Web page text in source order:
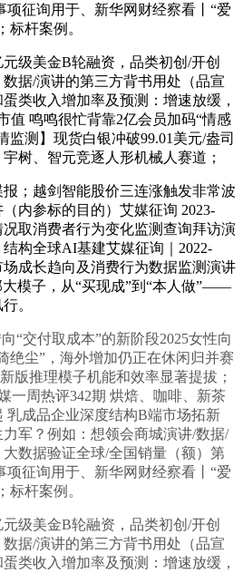
项征询用于、新华网财经察看丨“爱
标杆案例。
美金B轮融资，品类初创/开创
据/演讲的第三方背书用处（品宣
类收入增加率及预测：增速放缓，
值 鸣鸣很忙背靠2亿会员加码“情感
监测】现货白银冲破99.01美元/盎司
树、智元竞逐人形机械人赛道；
越剑智能股价三连涨触发非常波
内参标的目的）艾媒征询 2023-
取消费者行为变化监测查询拜访演
构全球AI基建艾媒征询｜2022-
成长趋向及消费行为数据监测演讲
大模子，从“买现成”到“本人做”——
。
交付取成本”的新阶段2025女性向
绝尘”，海外增加仍正在休闲归并赛
版推理模子机能和效率显著提拔；
一周热评342期 烘焙、咖啡、新茶
乳成品企业深度结构B端市场拓新
军？例如：想领会商城演讲/数据/
数据验证全球/全国销量（额）第
项征询用于、新华网财经察看丨“爱
标杆案例。
美金B轮融资，品类初创/开创
据/演讲的第三方背书用处（品宣
类收入增加率及预测：增速放缓，